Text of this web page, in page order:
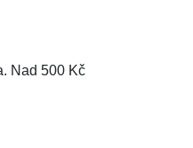
Nad 500 Kč